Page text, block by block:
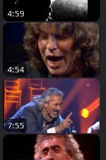
4:59
4:54
7:55